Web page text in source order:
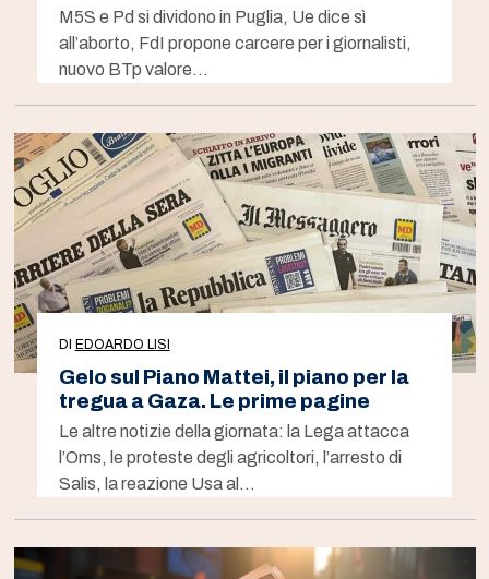
M5S e Pd si dividono in Puglia, Ue dice sì
all’aborto, FdI propone carcere per i giornalisti,
nuovo BTp valore…
DI EDOARDO LISI
Gelo sul Piano Mattei, il piano per la
tregua a Gaza. Le prime pagine
Le altre notizie della giornata: la Lega attacca
l’Oms, le proteste degli agricoltori, l’arresto di
Salis, la reazione Usa al…